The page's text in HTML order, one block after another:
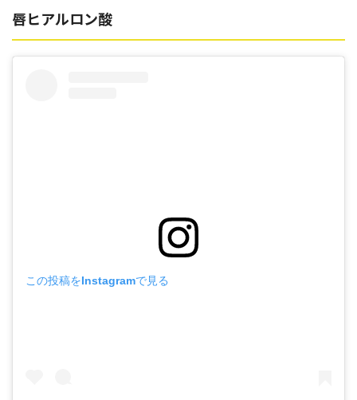
唇ヒアルロン酸
この投稿をInstagramで見る